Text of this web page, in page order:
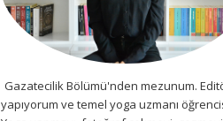
Gazatecilik Bölümü'nden mezunum.
yapıyorum ve temel yoga uzmanı